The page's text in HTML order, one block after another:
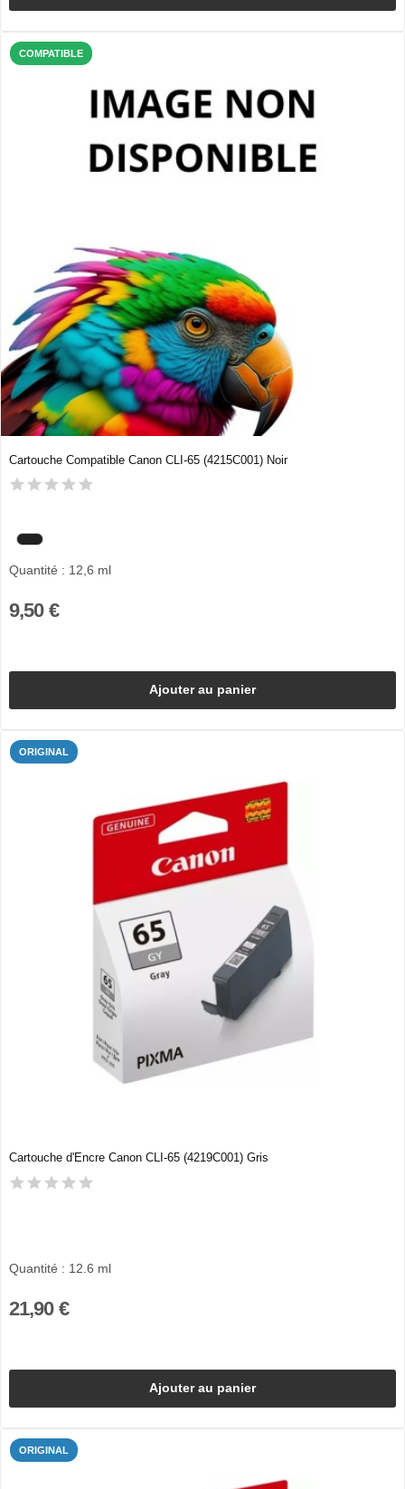
COMPATIBLE
Cartouche Compatible Canon CLI-65 (4215C001) Noir
Quantité : 12,6 ml
9,50 €
Ajouter au panier
ORIGINAL
Cartouche d'Encre Canon CLI-65 (4219C001) Gris
Quantité : 12.6 ml
21,90 €
Ajouter au panier
ORIGINAL